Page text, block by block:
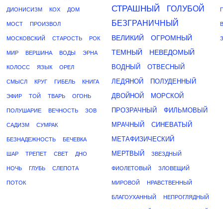
ДИОНИСИЗМ КОХ ДОМ
МОСТ ПРОИЗВОЛ
МОСКОВСКИЙ СТАРОСТЬ РОК
МИР ВЕРШИНА ВОДЫ ЭРНА
КОЛОСС ЯЗЫК ОРЕЛ
СМЫСЛ КРУГ ГИБЕЛЬ КНИГА
ЭФИР ТОЙ ТВАРЬ ОГОНЬ
ПОЛУШАРИЕ ВЕЧНОСТЬ ЗОВ
САДИЗМ СУМРАК
БЕЗНАДЕЖНОСТЬ БЕЧЕВКА
ШАР ТРЕПЕТ СВЕТ ДНО
НОЧЬ ГЛУБЬ СЛЕПОТА
ПОТОК
СТРАШНЫЙ
ГОЛУБОЙ
БЕЗГРАНИЧНЫЙ
ВЕЛИКИЙ
ОГРОМНЫЙ
ТЕМНЫЙ
НЕВЕДОМЫЙ
ВОДНЫЙ
ОТВЕСНЫЙ
ЛЕДЯНОЙ
ПОЛУДЕННЫЙ
ДВОЙНОЙ
МОРСКОЙ
ПРОЗРАЧНЫЙ
ФИЛЬМОВЫЙ
МРАЧНЫЙ
СИНЕВАТЫЙ
МЕТАФИЗИЧЕСКИЙ
МЕРТВЫЙ
ЗВЕЗДНЫЙ
ФИОЛЕТОВЫЙ ЗЛОВЕЩИЙ
МИРОВОЙ НРАВСТВЕННЫЙ
БЛАГОУХАННЫЙ НЕПРОГЛЯДНЫЙ